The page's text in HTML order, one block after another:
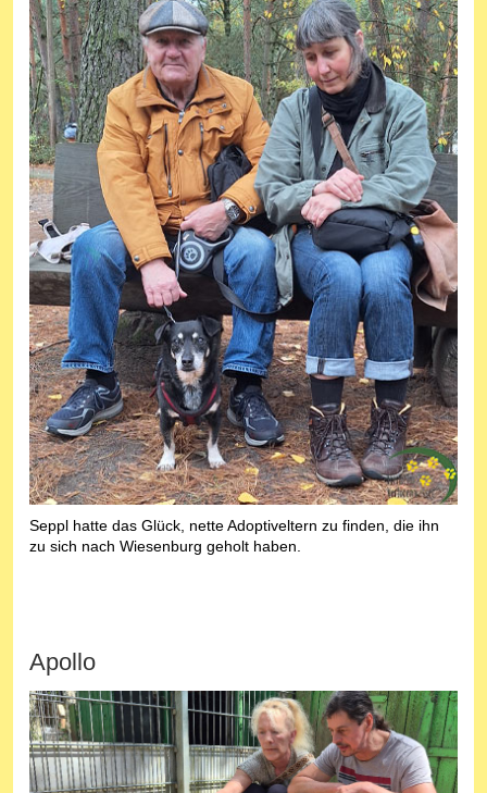
Seppl hatte das Glück, nette Adoptiveltern zu finden, die ihn
zu sich nach Wiesenburg geholt haben.
Apollo